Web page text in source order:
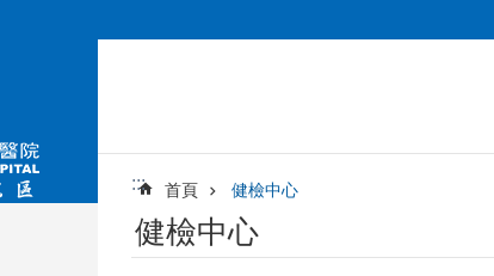
::: 首頁 健檢中心
健檢中心